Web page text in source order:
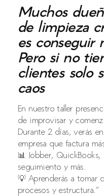
Muchos
de limpieza
es conseguir
Pero si no
clientes solo
caos
En nuestro taller
de improvisar y
Durante 2 días, verás
empresa que factura
📊 Jobber,
seguimiento y más.
💡 Aprenderás a tomar
procesos y estructura.”